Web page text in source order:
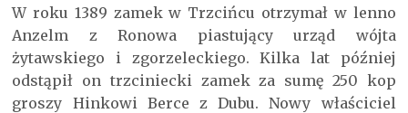
W roku 1389 zamek w Trzcińcu otrzymał w lenno
Anzelm z Ronowa piastujący urząd wójta
żytawskiego i zgorzeleckiego. Kilka lat później
odstąpił on trzciniecki zamek za sumę 250 kop
groszy Hinkowi Berce z Dubu. Nowy właściciel